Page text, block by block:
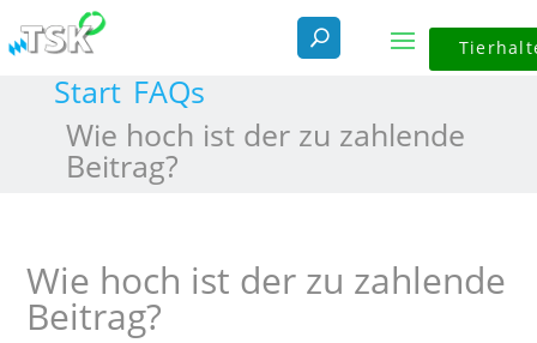
Start FAQs
Wie hoch ist der zu zahlende
Beitrag?
Wie hoch ist der zu zahlende
Beitrag?